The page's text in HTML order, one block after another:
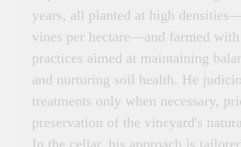
years, all planted at high
vines per hectare—and farmed
practices aimed at maintaining
and nurturing soil health. He
treatments only when necessary,
preservation of the vineyard's
In the cellar, his approach is